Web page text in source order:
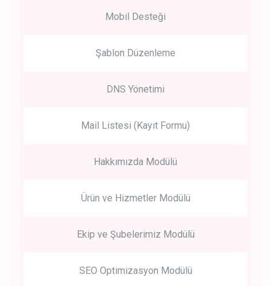
Mobil Desteği
Şablon Düzenleme
DNS Yönetimi
Mail Listesi (Kayıt Formu)
Hakkımızda Modülü
Ürün ve Hizmetler Modülü
Ekip ve Şubelerimiz Modülü
SEO Optimizasyon Modülü